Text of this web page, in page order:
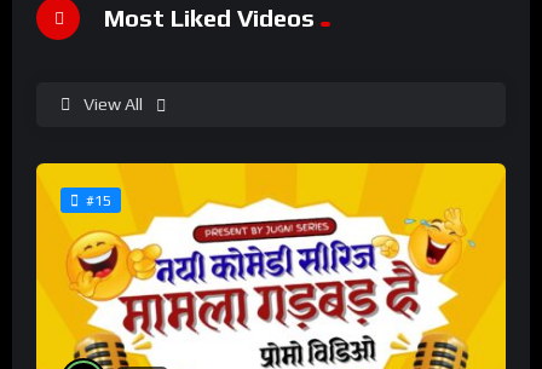
Most Liked Videos
View All
#15